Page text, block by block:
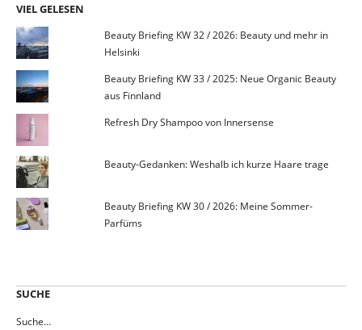
VIEL GELESEN
Beauty Briefing KW 32 / 2026: Beauty und mehr in
Helsinki
Beauty Briefing KW 33 / 2025: Neue Organic Beauty
aus Finnland
Refresh Dry Shampoo von Innersense
Beauty-Gedanken: Weshalb ich kurze Haare trage
Beauty Briefing KW 30 / 2026: Meine Sommer-
Parfüms
SUCHE